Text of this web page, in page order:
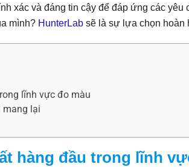
xác và đáng tin cậy để đáp ứng các yêu
mình? HunterLab sẽ là sự lựa chọn hoàn
lĩnh vực đo màu
mang lại
hàng đầu trong lĩnh